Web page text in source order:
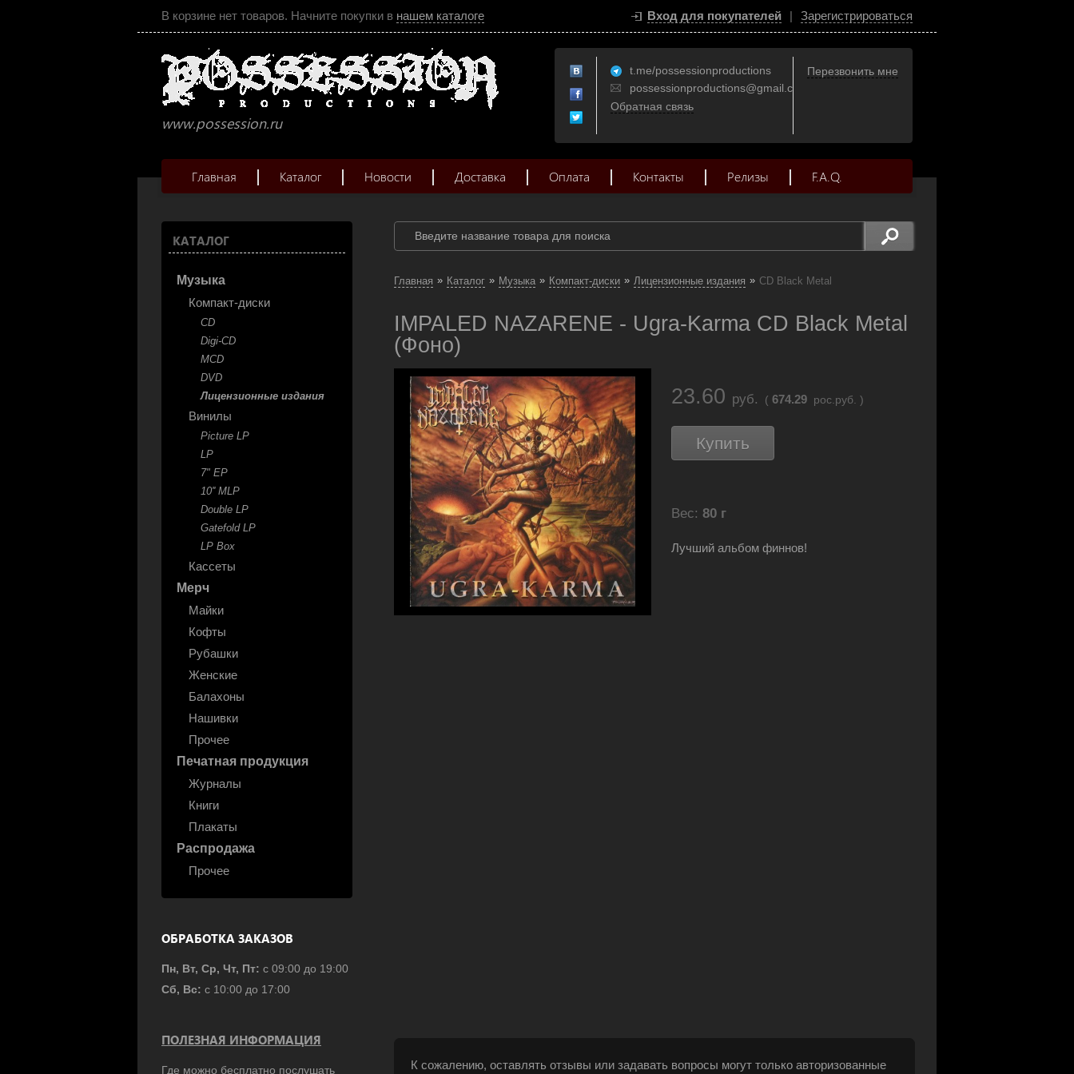
В корзине нет товаров. Начните покупки в нашем каталоге Вход для покупателей | Зарегистрироваться
www.possession.ru
t.me/possessionproductions
possessionproductions@gmail.com
Обратная связь
Перезвонить мне
Главная Каталог Новости Доставка Оплата Контакты Релизы F.A.Q.
КАТАЛОГ
Музыка
Компакт-диски
CD
Digi-CD
MCD
DVD
Лицензионные издания
Винилы
Picture LP
LP
7" EP
10'' MLP
Double LP
Gatefold LP
LP Box
Кассеты
Мерч
Майки
Кофты
Рубашки
Женские
Балахоны
Нашивки
Прочее
Печатная продукция
Журналы
Книги
Плакаты
Распродажа
Прочее
ОБРАБОТКА ЗАКАЗОВ
Пн, Вт, Ср, Чт, Пт: с 09:00 до 19:00
Сб, Вс: с 10:00 до 17:00
ПОЛЕЗНАЯ ИНФОРМАЦИЯ
Где можно бесплатно послушать
Главная » Каталог » Музыка » Компакт-диски » Лицензионные издания » CD Black Metal
IMPALED NAZARENE - Ugra-Karma CD Black Metal
(Фоно)
23.60 руб. ( 674.29 рос.руб. )
Купить
Вес: 80 г
Лучший альбом финнов!
К сожалению, оставлять отзывы или задавать вопросы могут только авторизованные